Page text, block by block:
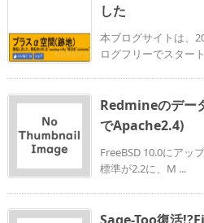
した
本ブログサイトは、
ログフリーでスター
Redmineのデー
でApache2.4)
FreeBSD 10.0にアッ
標準が2.2に、M ...